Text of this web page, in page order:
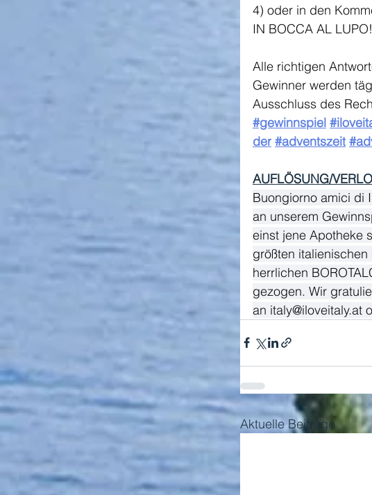
4) oder in den
IN BOCCA AL
Alle richtigen
Gewinner werden
Ausschluss des
#gewinnspiel
der #adventszeit
AUFLÖSUNG/
Buongiorno amici di
an unserem
einst jene Apotheke
größten
herrlichen
gezogen. Wir
an italy@iloveitaly.at
Aktuelle Beiträge